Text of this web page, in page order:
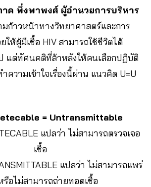
ค พึ่งพาพงศ์ ผู้อำนวยการบริหาร
มก้าวหน้าทางวิทยาศาสตร์และการ
ให้ผู้มีเชื้อ HIV สามารถใช้ชีวิตได้
แต่ทัศนคติที่ล้าหลังให้คนเลือกปฏิบัติ
ความเข้าใจเรื่องนี้ผ่าน แนวคิด U=U
= Untransmittable
แปลว่า ไม่สามารถตรวจเจอ
เชื้อ
แปลว่า ไม่สามารถแพร่
รือไม่สามารถถ่ายทอดเชื้อ